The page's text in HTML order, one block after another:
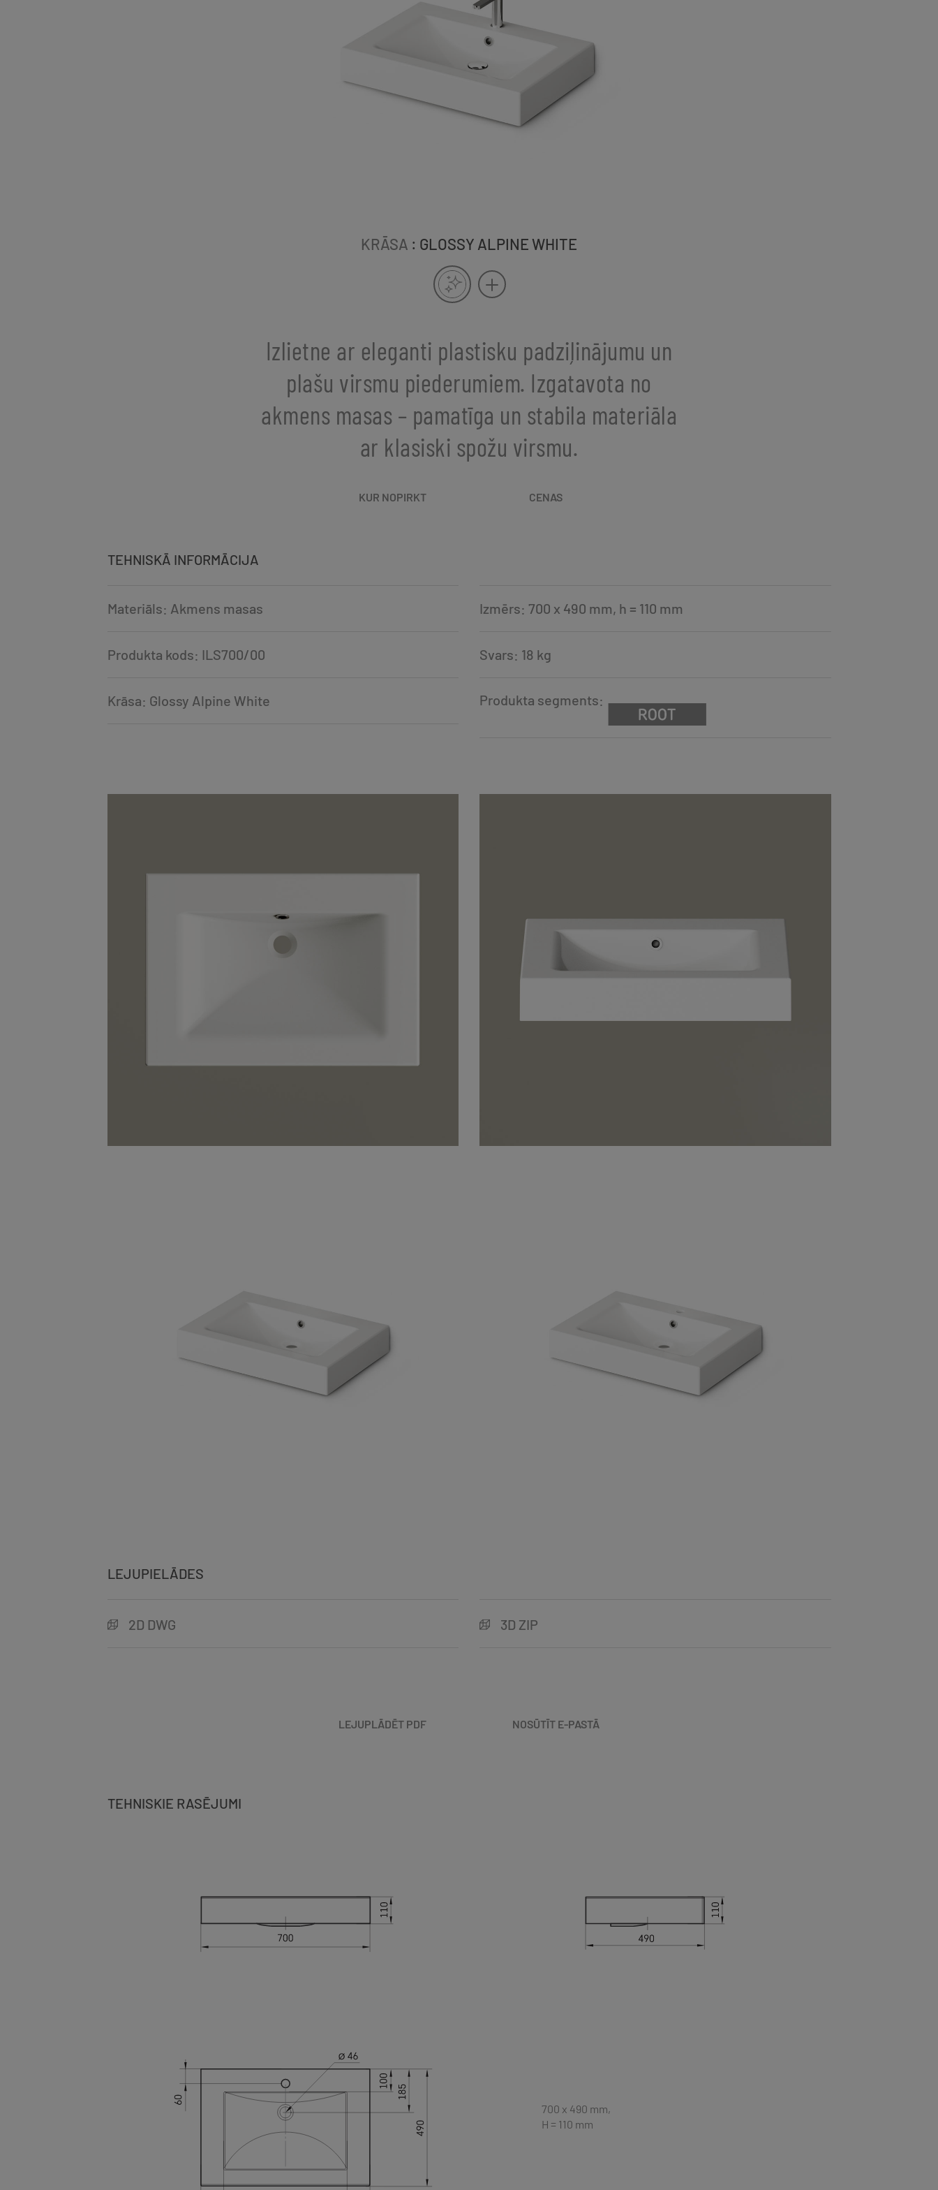
KRĀSA : GLOSSY ALPINE WHITE
Izlietne ar eleganti plastisku padziļinājumu un
plašu virsmu piederumiem. Izgatavota no
akmens masas – pamatīga un stabila materiāla
ar klasiski spožu virsmu.
KUR NOPIRKT CENAS
TEHNISKĀ INFORMĀCIJA
Materiāls: Akmens masas Izmērs: 700 x 490 mm, h = 110 mm
Produkta kods: ILS700/00 Svars: 18 kg
Krāsa: Glossy Alpine White Produkta segments:
LEJUPIELĀDES
2D DWG 3D ZIP
LEJUPLĀDĒT PDF NOSŪTĪT E-PASTĀ
TEHNISKIE RASĒJUMI
700 x 490 mm,
H = 110 mm